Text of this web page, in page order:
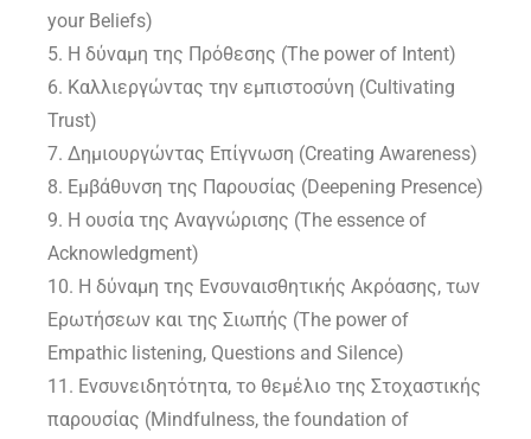
your Beliefs)
5. Η δύναμη της Πρόθεσης (The power of Intent)
6. Καλλιεργώντας την εμπιστοσύνη (Cultivating
Trust)
7. Δημιουργώντας Επίγνωση (Creating Awareness)
8. Εμβάθυνση της Παρουσίας (Deepening Presence)
9. Η ουσία της Αναγνώρισης (The essence of
Acknowledgment)
10. Η δύναμη της Ενσυναισθητικής Ακρόασης, των
Ερωτήσεων και της Σιωπής (The power of
Empathic listening, Questions and Silence)
11. Ενσυνειδητότητα, το θεμέλιο της Στοχαστικής
παρουσίας (Mindfulness, the foundation of